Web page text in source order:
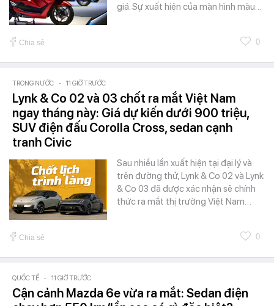
giá. Sự xuất hiện của màn hình màu…
Chia sẻ 0
TRONG NƯỚC - 11 GIỜ TRƯỚC
Lynk & Co 02 và 03 chốt ra mắt Việt Nam
ngay tháng này: Giá dự kiến dưới 900 triệu,
SUV điện đấu Corolla Cross, sedan cạnh
tranh Civic
Sau nhiều lần xuất hiện tại đại lý và
trên đường thử, Lynk & Co 02 và Lynk
& Co 03 đã được xác nhận sẽ chính
thức ra mắt thị trường Việt Nam…
Chia sẻ 0
QUỐC TẾ - 11 GIỜ TRƯỚC
Cận cảnh Mazda 6e vừa ra mắt: Sedan điện